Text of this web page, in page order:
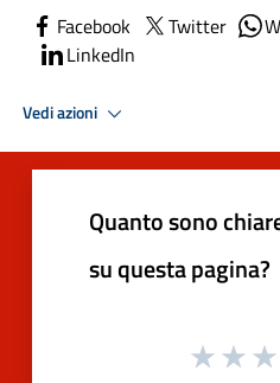
Facebook Twitter
LinkedIn
Vedi azioni
Quanto sono
su questa pagina?